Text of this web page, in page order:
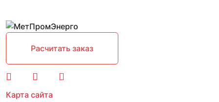
Расчитать заказ
Карта сайта